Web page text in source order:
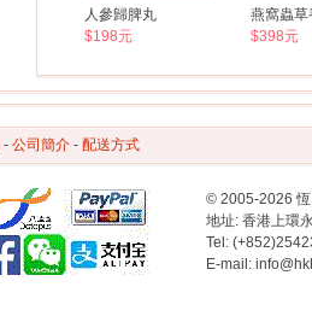
人參歸脾丸
$198元
燕窩蟲草
$398元
- 公司簡介 - 配送方式
© 2005-2026 恆
地址: 香港上環
Tel:
E-mail: